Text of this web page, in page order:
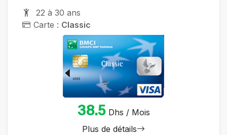
22 à 30 ans
Carte : Classic
38.5Dhs / Mois
Plus de détails